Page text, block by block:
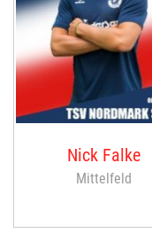
Nick Falke
Mittelfeld